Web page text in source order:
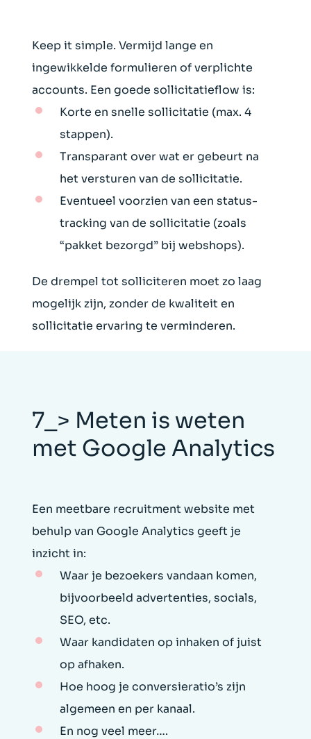
Keep it simple. Vermijd lange en
ingewikkelde formulieren of verplichte
accounts. Een goede sollicitatieflow is:
Korte en snelle sollicitatie (max. 4
stappen).
Transparant over wat er gebeurt na
het versturen van de sollicitatie.
Eventueel voorzien van een status-
tracking van de sollicitatie (zoals
“pakket bezorgd” bij webshops).
De drempel tot solliciteren moet zo laag
mogelijk zijn, zonder de kwaliteit en
sollicitatie ervaring te verminderen.
7_> Meten is weten
met Google Analytics
Een meetbare recruitment website met
behulp van Google Analytics geeft je
inzicht in:
Waar je bezoekers vandaan komen,
bijvoorbeeld advertenties, socials,
SEO, etc.
Waar kandidaten op inhaken of juist
op afhaken.
Hoe hoog je conversieratio’s zijn
algemeen en per kanaal.
En nog veel meer….